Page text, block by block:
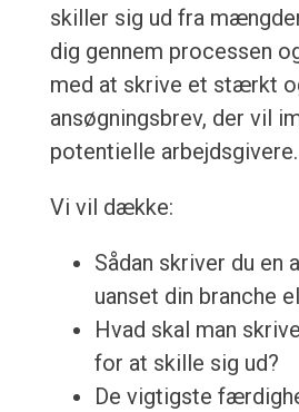
skiller sig ud fra
dig gennem processen
med at skrive et stærkt
ansøgningsbrev, der vil
potentielle arbejdsgivere.
Vi vil dække:
Sådan skriver du en
uanset din branche
Hvad skal man
for at skille sig ud?
De vigtigste